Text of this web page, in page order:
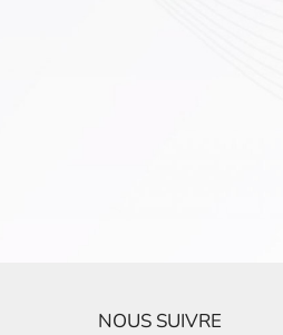
NOUS SUIVRE